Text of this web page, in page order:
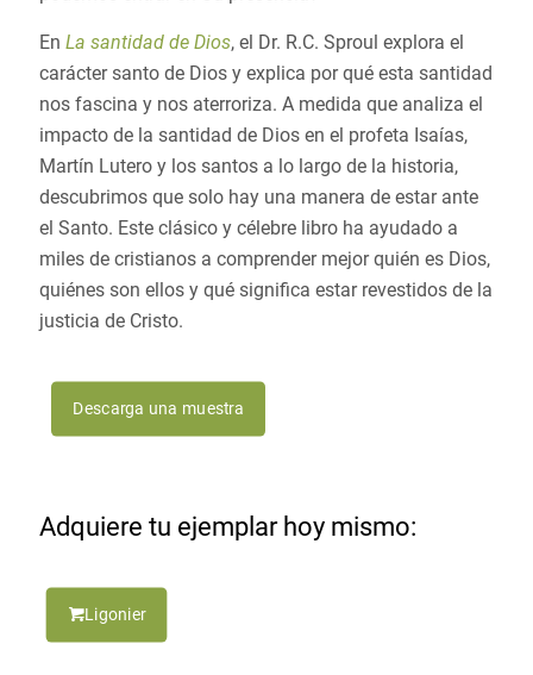
En La santidad de Dios, el Dr. R.C. Sproul explora el
carácter santo de Dios y explica por qué esta santidad
nos fascina y nos aterroriza. A medida que analiza el
impacto de la santidad de Dios en el profeta Isaías,
Martín Lutero y los santos a lo largo de la historia,
descubrimos que solo hay una manera de estar ante
el Santo. Este clásico y célebre libro ha ayudado a
miles de cristianos a comprender mejor quién es Dios,
quiénes son ellos y qué significa estar revestidos de la
justicia de Cristo.
Descarga una muestra
Adquiere tu ejemplar hoy mismo:
Ligonier